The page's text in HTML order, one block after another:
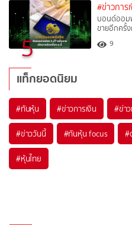
5
#ข่าวการ
บอนด์ออม
ขายอีกครั้
9
แท็กยอดนิยม
#ทันหุ้น #ข่าวการเงิน #ข่า
#ข่าววันนี้ #ทันหุ้น focus #
#หุ้นไทย